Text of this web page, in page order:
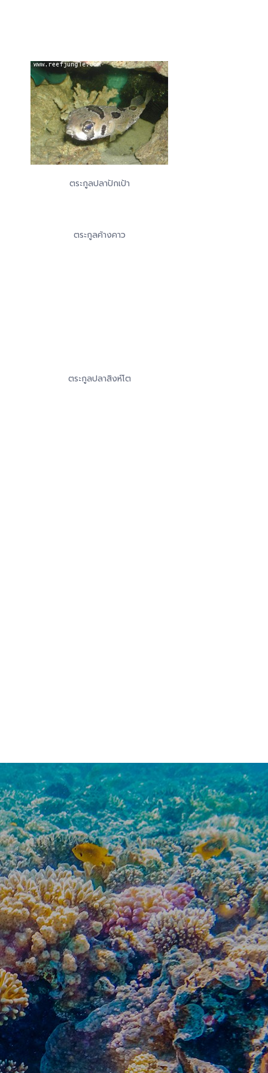
ตระกูลปลาปักเป้า
ตระกูลค้างคาว
ตระกูลปลาสิงห์โต